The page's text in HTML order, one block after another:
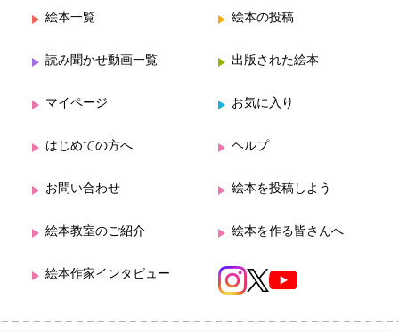
絵本一覧 絵本の投稿
読み聞かせ動画一覧 出版された絵本
マイページ お気に入り
はじめての方へ ヘルプ
お問い合わせ 絵本を投稿しよう
絵本教室のご紹介 絵本を作る皆さんへ
絵本作家インタビュー